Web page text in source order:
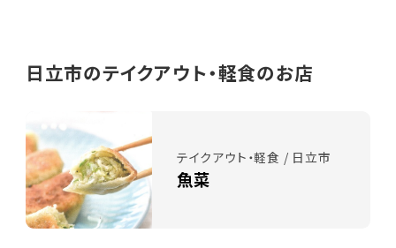
日立市のテイクアウト・軽食のお店
テイクアウト・軽食 / 日立市
魚菜